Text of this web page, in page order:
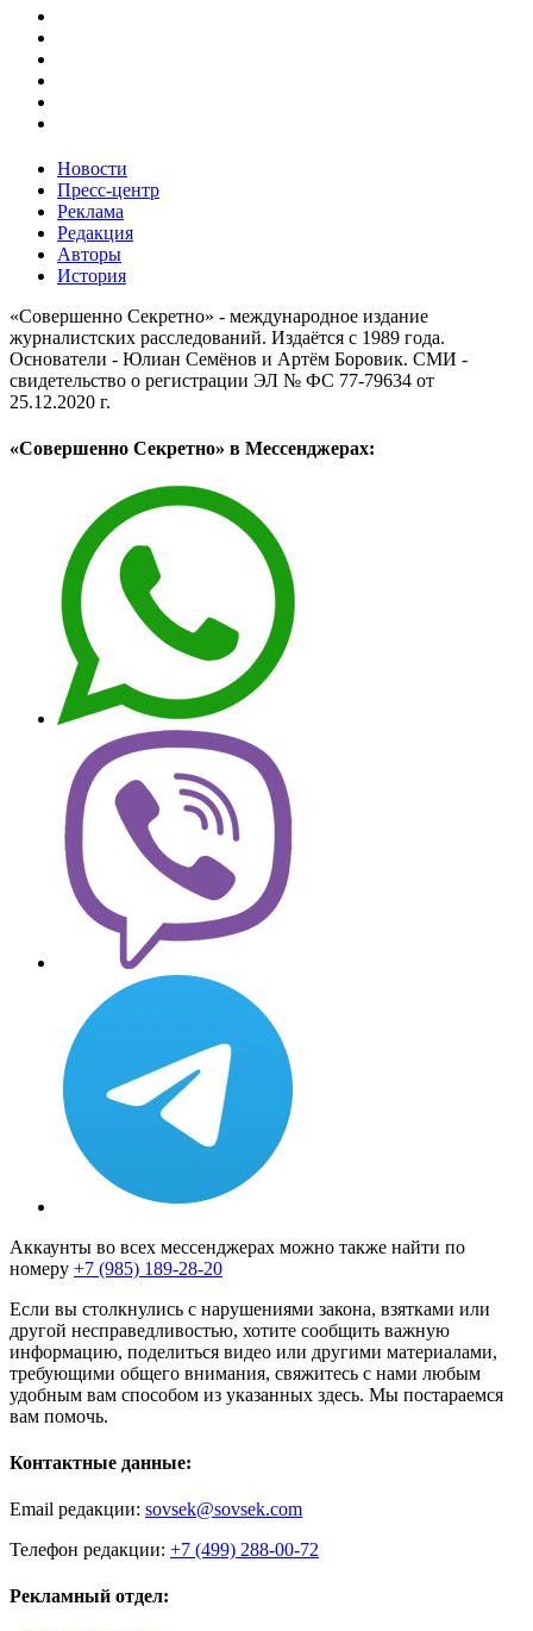
Новости
Пресс-центр
Реклама
Редакция
Авторы
История
«Совершенно Секретно» - международное издание
журналистских расследований. Издаётся с 1989 года.
Основатели - Юлиан Семёнов и Артём Боровик. CМИ -
свидетельство о регистрации ЭЛ № ФС 77-79634 от
25.12.2020 г.
«Совершенно Секретно» в Мессенджерах:
Аккаунты во всех мессенджерах можно также найти по
номеру +7 (985) 189-28-20
Если вы столкнулись с нарушениями закона, взятками или
другой несправедливостью, хотите сообщить важную
информацию, поделиться видео или другими материалами,
требующими общего внимания, свяжитесь с нами любым
удобным вам способом из указанных здесь. Мы постараемся
вам помочь.
Контактные данные:
Email редакции: sovsek@sovsek.com
Телефон редакции: +7 (499) 288-00-72
Рекламный отдел: